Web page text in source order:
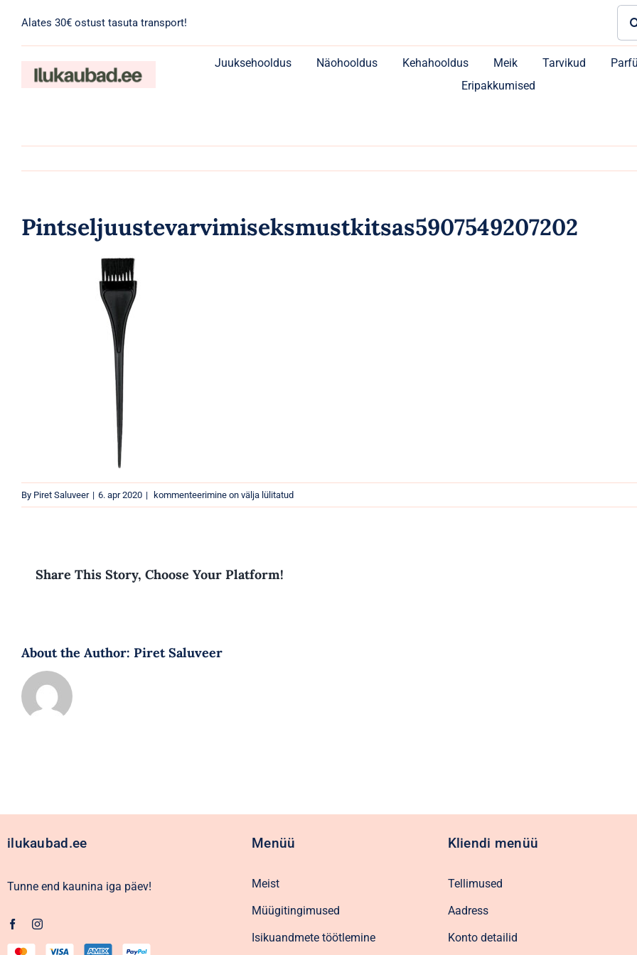
content
Alates 30€ ostust tasuta transport!
Juuksehooldus Näohooldus Kehahooldus Meik Tarvikud
Eripakkumised
Pintseljuustevarvimiseksmustkitsas5907549207202
By Piret Saluveer | 6. apr 2020 | Pintseljuustevarvimiseksmustkitsas5907549207202
kommenteerimine on välja lülitatud
Share This Story, Choose Your Platform!
About the Author: Piret Saluveer
ilukaubad.ee
Tunne end kaunina iga päev!
Menüü
Meist
Müügitingimused
Isikuandmete töötlemine
Kliendi menüü
Tellimused
Aadress
Konto detailid